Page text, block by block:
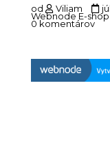
od Viliam
Webnode E-shop
0 komentárov